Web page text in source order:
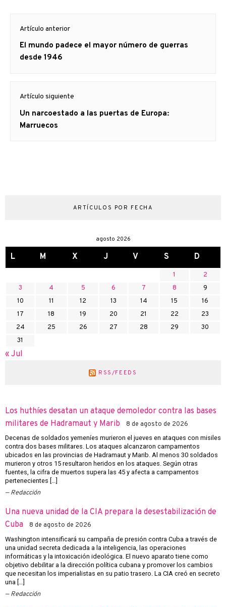
de
entradas
Artículo anterior
Artículo
anterior
El mundo padece el mayor número de guerras
desde 1946
Artículo siguiente
Artículo
siguiente:
Un narcoestado a las puertas de Europa:
Marruecos
ARTÍCULOS POR FECHA
agosto 2026
L M X J V S D
1
2
3
4 5 6 7 8
9
10
11 12 13 14 15
16
17
18 19 20 21 22
23
24
25 26 27 28 29
30
31
« Jul
RSS/FEEDS
Los huthíes desatan un ataque demoledor contra las bases
militares de Hadramaut y Marib
8 de agosto de 2026
Decenas de soldados yemeníes murieron el jueves en ataques con misiles
contra dos bases militares. Los ataques alcanzaron campamentos
ubicados en las provincias de Hadramaut y Marib. Al menos 30 soldados
murieron y otros 15 resultaron heridos en los ataques. Según otras
fuentes, la cifra de muertos supera las 45 y afecta a campamentos
pertenecientes […]
Redacción
Una nueva unidad de la CIA prepara la desestabilización de
Cuba
8 de agosto de 2026
Washington intensificará su campaña de presión contra Cuba a través de
una unidad secreta dedicada a la inteligencia, las operaciones
informáticas y la intoxicación ideológica. El nuevo aparato tiene como
objetivo debilitar a la dirección política cubana y promover los cambios
que necesitan los imperialistas en su patio trasero. La CIA creó en secreto
una […]
Redacción